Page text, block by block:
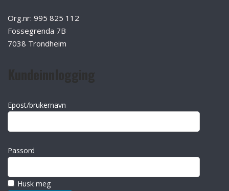
Org.nr: 995 825 112
Fossegrenda 7B
7038 Trondheim
Epost/brukernavn
Passord
Husk meg